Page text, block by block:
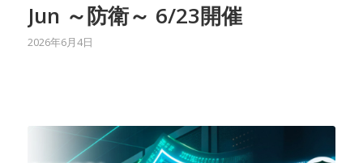
Jun ～防衛～ 6/23開催
2026年6月4日